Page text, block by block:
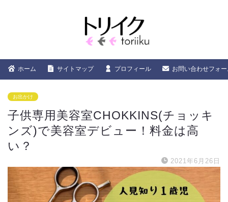
ホーム サイトマップ プロフィール お問い合わせフォ
お出かけ
子供専用美容室CHOKKINS(チョッキ
ンズ)で美容室デビュー！料金は高
い？
2021年6月26日